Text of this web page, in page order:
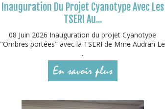
Inauguration Du Projet Cyanotype Avec Les
TSERI Au...
08 Juin 2026 Inauguration du projet Cyanotype
"Ombres portées" avec la TSERI de Mme Audran Le
...
En savoir plus